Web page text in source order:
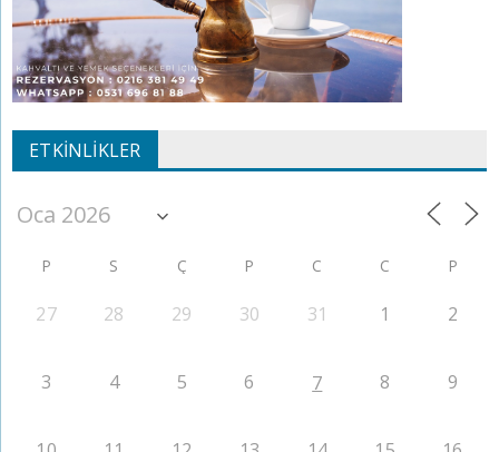
ETKINLIKLER
P S Ç P C C P
27 28 29 30 31 1 2
3 4 5 6 7 8 9